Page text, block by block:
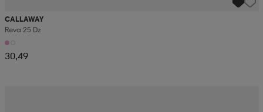
CALLAWAY
Reva 25 Dz
30,49